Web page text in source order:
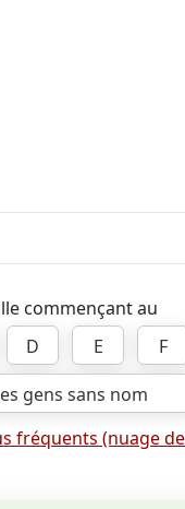
commençant au
D E F
gens sans nom
fréquents (nuage